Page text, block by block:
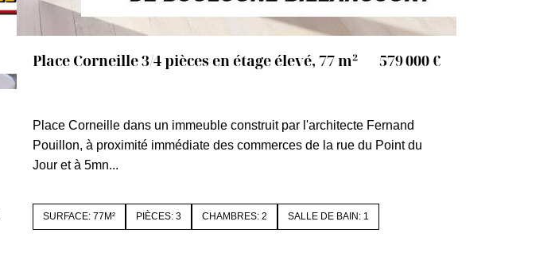
Place Corneille 3/4 pièces en étage élevé, 77 m² 579 000 €
Place Corneille dans un immeuble construit par l'architecte Fernand
Pouillon, à proximité immédiate des commerces de la rue du Point du
Jour et à 5mn...
SURFACE: 77M² PIÈCES: 3 CHAMBRES: 2 SALLE DE BAIN: 1